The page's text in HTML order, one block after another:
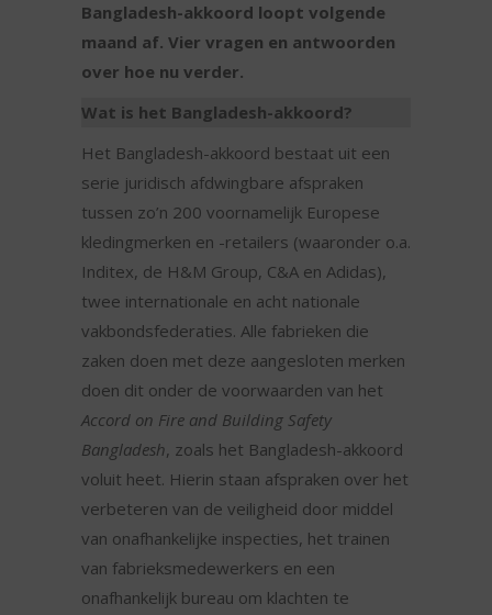
Bangladesh-akkoord loopt volgende
maand af. Vier vragen en antwoorden
over hoe nu verder.
Wat is het Bangladesh-akkoord?
Het Bangladesh-akkoord bestaat uit een
serie juridisch afdwingbare afspraken
tussen zo’n 200 voornamelijk Europese
kledingmerken en -retailers (waaronder o.a.
Inditex, de H&M Group, C&A en Adidas),
twee internationale en acht nationale
vakbondsfederaties. Alle fabrieken die
zaken doen met deze aangesloten merken
doen dit onder de voorwaarden van het
Accord on Fire and Building Safety
Bangladesh, zoals het Bangladesh-akkoord
voluit heet. Hierin staan afspraken over het
verbeteren van de veiligheid door middel
van onafhankelijke inspecties, het trainen
van fabrieksmedewerkers en een
onafhankelijk bureau om klachten te